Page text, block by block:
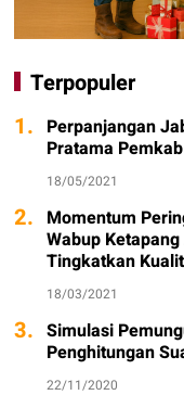
Terpopuler
1. Perpanjangan
Pratama
18/05/2021
2. Momentum
Wabup
Tingkatkan
18/03/2021
3. Simulasi
Penghitungan
22/11/2020